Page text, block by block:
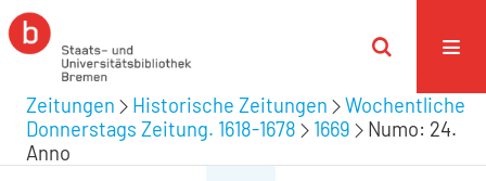
Zeitungen Historische Zeitungen
Wochentliche
Donnerstags Zeitung. 1618-1678
1669
Numo: 24.
Anno